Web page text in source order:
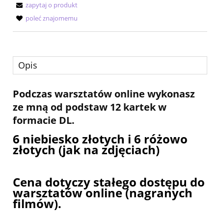
zapytaj o produkt
poleć znajomemu
Opis
Podczas warsztatów online wykonasz
ze mną od podstaw 12 kartek w
formacie DL.
6 niebiesko złotych i 6 różowo
złotych (jak na zdjęciach)
Cena dotyczy stałego dostępu do
warsztatów online (nagranych
filmów).